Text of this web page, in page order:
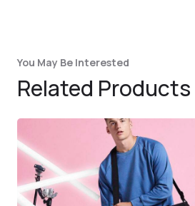
You May Be Interested
Related Products